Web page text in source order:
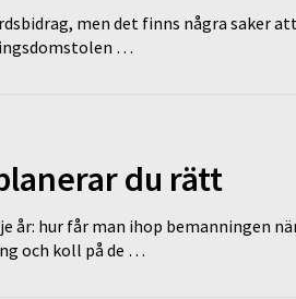
men det finns några saker
…
du rätt
år: hur får man ihop bemanningen
och koll på de …